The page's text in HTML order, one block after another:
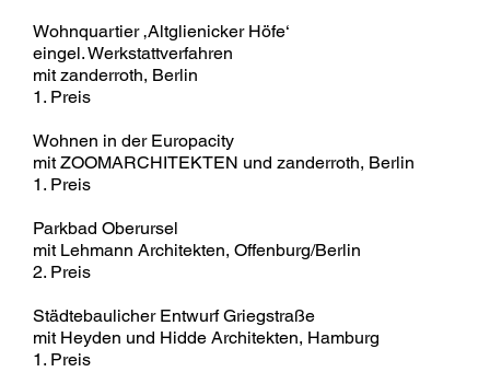
Wohnquartier ‚Altglienicker Höfe‘
eingel. Werkstattverfahren
mit zanderroth, Berlin
1. Preis
Wohnen in der Europacity
mit ZOOMARCHITEKTEN und zanderroth, Berlin
1. Preis
Parkbad Oberursel
mit Lehmann Architekten, Offenburg/Berlin
2. Preis
Städtebaulicher Entwurf Griegstraße
mit Heyden und Hidde Architekten, Hamburg
1. Preis